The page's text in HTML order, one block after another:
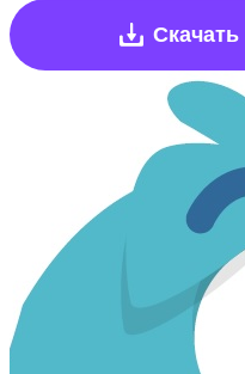
Скачать